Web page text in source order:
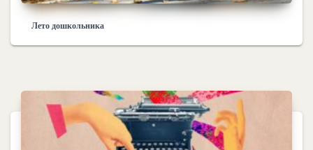
Лето дошкольника